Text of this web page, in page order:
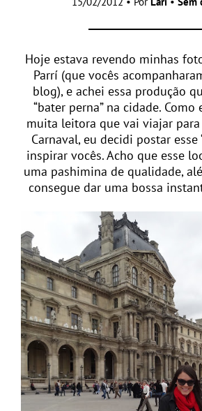
Hoje estava revendo minhas
Parrí (que vocês
blog), e achei essa produção
“bater perna” na cidade.
muita leitora que vai viajar
Carnaval, eu decidi postar esse
inspirar vocês. Acho que esse
uma pashimina de qualidade,
consegue dar uma bossa